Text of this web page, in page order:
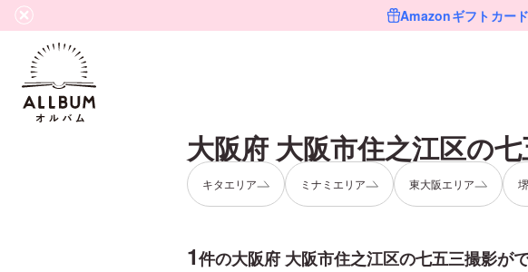
Amazonギフトカー
大阪府 大阪市住之江区の
キタエリア ミナミエリア 東大阪エリア
1件の大阪府 大阪市住之江区の七五三撮影が